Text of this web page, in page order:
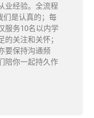
业经验。全流程
们是认真的；每
服务10名以内学
的关注和关怀；
要保持沟通频
陪你一起持久作